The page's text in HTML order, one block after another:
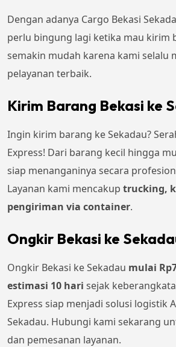
Dengan adanya Cargo Bekasi
perlu bingung lagi ketika mau kirim
semakin mudah karena kami selalu
pelayanan terbaik.
Kirim Barang Bekasi ke
Ingin kirim barang ke Sekadau?
Express! Dari barang kecil hingga
siap menanganinya secara
Layanan kami mencakup trucking,
pengiriman via container.
Ongkir Bekasi ke
Ongkir Bekasi ke Sekadau mulai Rp
estimasi 10 hari sejak
Express siap menjadi solusi logistik
Sekadau. Hubungi kami sekarang
dan pemesanan layanan.